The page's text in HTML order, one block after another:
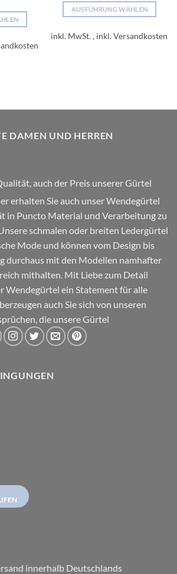
AUSFÜHRUNG WÄHLEN
Produkt
Optionen
auf
werden
inkl. MwSt.
DAMEN UND HERREN
auch der Preis unserer Gürtel
erhalten Sie auch unser Wendegürtel
in Puncto Material und Verarbeitung zu
schmalen oder breiten Ledergürtel
Mode und können vom Design bis
durchaus mit den Modellen namhafter
mithalten. Mit Liebe zum Detail
Wendegürtel ein Statement für alle
auch Sie sich von unseren
die unsere Gürtel
innerhalb Deutschlands